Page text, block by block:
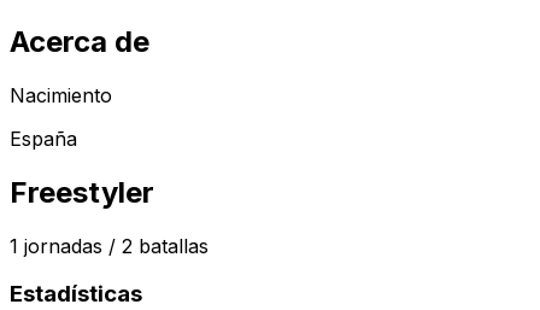
Acerca de
Nacimiento
España
Freestyler
1 jornadas / 2 batallas
Estadísticas